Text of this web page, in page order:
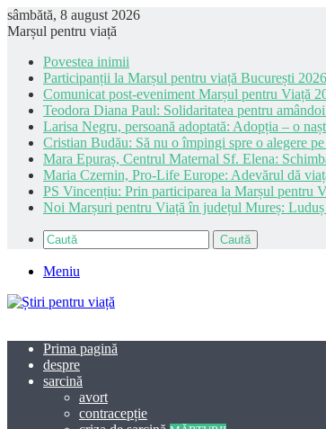
sâmbătă, 8 august 2026
Marșul pentru viață
Povestea inimii
Participanții la Marșul pentru viață București
Comunicat post-eveniment Marșul pentru Viață
Teodora Diana Paul: Solidaritatea pentru
Larisa Negru, persoană adoptată: Adopția – o
Cristian Budău: Să nu o împingi spre o alegere
Mara Epuraș, Centrul Maternal Sf. Elena:
Maria Czernin, Pro-Life Europe: Adevărul dă
PS Vincențiu: Prin participarea la Marșul pentru
Noi Marșuri pentru Viață în județul Mureș:
Caută
Meniu
Prima pagină
despre
sarcină
avort
contracepție